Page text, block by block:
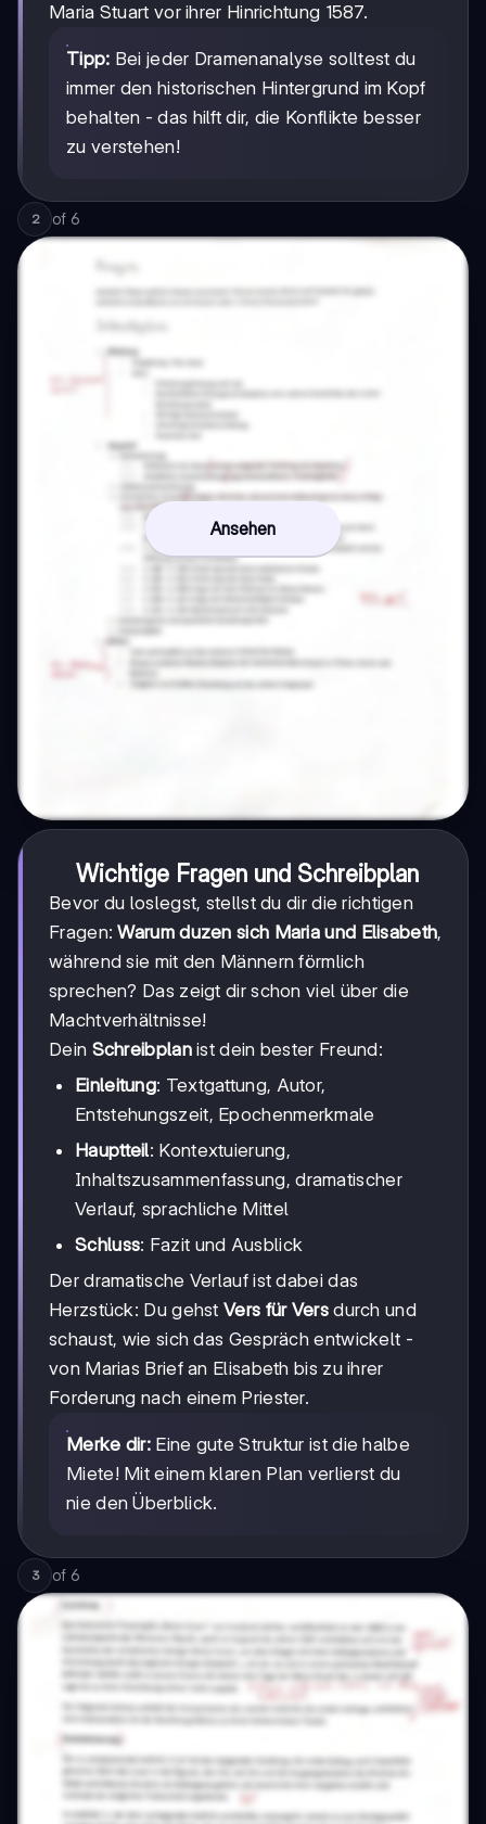
Maria Stuart vor ihrer Hinrichtung 1587.
Tipp: Bei jeder Dramenanalyse solltest du
immer den historischen Hintergrund im Kopf
behalten - das hilft dir, die Konflikte besser
zu verstehen!
2 of 6
Ansehen
Wichtige Fragen und Schreibplan
Bevor du loslegst, stellst du dir die richtigen
Fragen:Warum duzen sich Maria und Elisabeth,
während sie mit den Männern förmlich
sprechen? Das zeigt dir schon viel über die
Machtverhältnisse!
Dein Schreibplanist dein bester Freund:
Einleitung: Textgattung, Autor,
Entstehungszeit, Epochenmerkmale
Hauptteil: Kontextuierung,
Inhaltszusammenfassung, dramatischer
Verlauf, sprachliche Mittel
Schluss: Fazit und Ausblick
Der dramatische Verlauf ist dabei das
Herzstück: Du gehstVers für Versdurch und
schaust, wie sich das Gespräch entwickelt -
von Marias Brief an Elisabeth bis zu ihrer
Forderung nach einem Priester.
Merke dir: Eine gute Struktur ist die halbe
Miete! Mit einem klaren Plan verlierst du
nie den Überblick.
3 of 6